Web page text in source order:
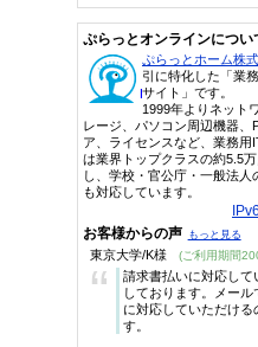
ぷらっとオンラインについ
ぷらっとホーム株
引に特化した「業
サイト」です。
1999年よりネット
レージ、パソコン周辺機器、
ア、ライセンスなど、業務用
は業界トップクラスの約5.5
し、学校・官公庁・一般法
も対応しています。
お客様からの声 もっと見る
東京大学/K様 (ご利用期間
“
請求書払いに対応して
しております。メー
に対応していただけ
す。